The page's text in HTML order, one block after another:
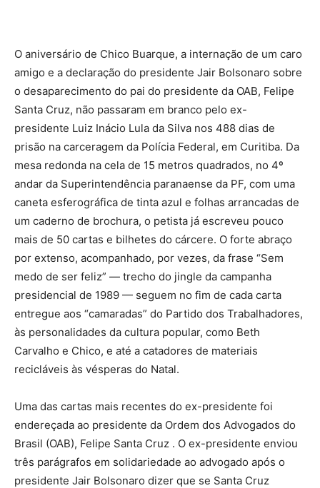
O aniversário de Chico Buarque, a internação de um caro
amigo e a declaração do presidente Jair Bolsonaro sobre
o desaparecimento do pai do presidente da OAB, Felipe
Santa Cruz, não passaram em branco pelo ex-
presidente Luiz Inácio Lula da Silva nos 488 dias de
prisão na carceragem da Polícia Federal, em Curitiba. Da
mesa redonda na cela de 15 metros quadrados, no 4º
andar da Superintendência paranaense da PF, com uma
caneta esferográfica de tinta azul e folhas arrancadas de
um caderno de brochura, o petista já escreveu pouco
mais de 50 cartas e bilhetes do cárcere. O forte abraço
por extenso, acompanhado, por vezes, da frase “Sem
medo de ser feliz” — trecho do jingle da campanha
presidencial de 1989 — seguem no fim de cada carta
entregue aos “camaradas” do Partido dos Trabalhadores,
às personalidades da cultura popular, como Beth
Carvalho e Chico, e até a catadores de materiais
recicláveis às vésperas do Natal.
Uma das cartas mais recentes do ex-presidente foi
endereçada ao presidente da Ordem dos Advogados do
Brasil (OAB), Felipe Santa Cruz . O ex-presidente enviou
três parágrafos em solidariedade ao advogado após o
presidente Jair Bolsonaro dizer que se Santa Cruz